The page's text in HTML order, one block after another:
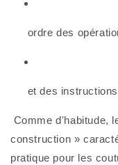
ordre des
et des
construction »
pratique pour les